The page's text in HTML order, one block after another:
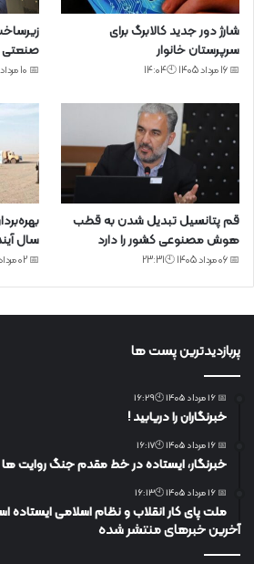
شارژ دور جدید کالابرگ برای
سرپرستان خانوار
📅 16 مرداد 1405 🕙14:04 📅 10 مرداد 1405 🕙19:32
قم پتانسیل تبدیل شدن به قطب
هوش مصنوعی کشور را دارد
📅 06 مرداد 1405 🕙23:31
سال
📅 02 مرداد 1405 🕙18:47
پربازدیدترین پست ها
📅 16 مرداد 1405 🕙16:29
خبرنگاران را دریابید !
📅 16 مرداد 1405 🕙16:17
خبرنگار، ایستاده در خط مقدم جنگ روایت ها
📅 16 مرداد 1405 🕙16:13
ملت پای کار انقلاب و نظام اسلامی ایستاده
آخرین خبرهای منتشر شده